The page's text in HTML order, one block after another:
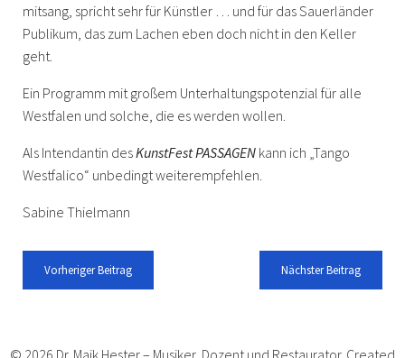
mitsang, spricht sehr für Künstler … und für das Sauerländer
Publikum, das zum Lachen eben doch nicht in den Keller
geht.
Ein Programm mit großem Unterhaltungspotenzial für alle
Westfalen und solche, die es werden wollen.
Als Intendantin desKunstFest PASSAGEN kann ich „Tango
Westfalico“ unbedingt weiterempfehlen.
Sabine Thielmann
Vorheriger Beitrag Nächster Beitrag
© 2026 Dr. Maik Hester – Musiker, Dozent und Restaurator. Created